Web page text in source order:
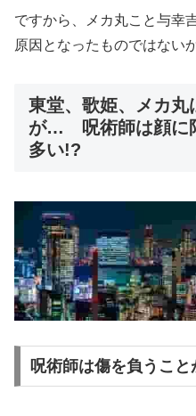
ですから、メカ丸こと与幸
原因となったものではない
東堂、歌姫、メカ丸
が… 呪術師は顔に
多い!?
呪術師は傷を負うこと